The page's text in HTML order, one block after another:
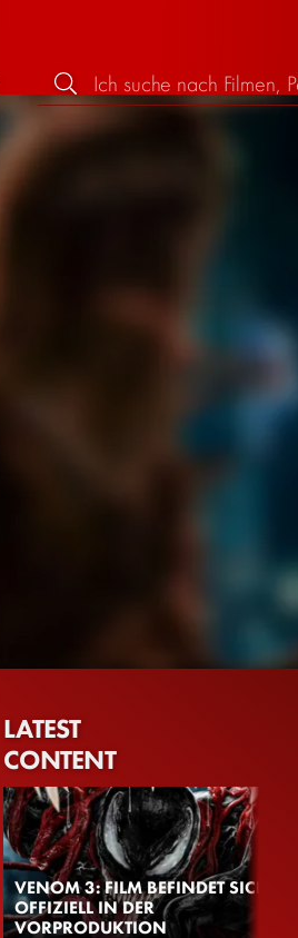
LATEST
CONTENT
VENOM 3: FILM BEFINDET SICH
OFFIZIELL IN DER
VORPRODUKTION